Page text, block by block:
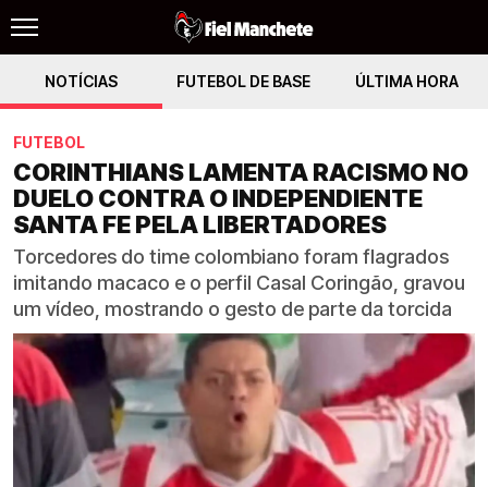
NOTÍCIAS FUTEBOL DE BASE ÚLTIMA HORA
FUTEBOL
CORINTHIANS LAMENTA RACISMO NO
DUELO CONTRA O INDEPENDIENTE
SANTA FE PELA LIBERTADORES
Torcedores do time colombiano foram flagrados
imitando macaco e o perfil Casal Coringão, gravou
um vídeo, mostrando o gesto de parte da torcida